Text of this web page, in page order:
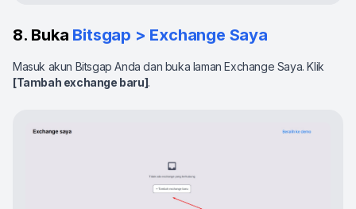
8. Buka Bitsgap > Exchange Saya
Masuk akun Bitsgap Anda dan buka laman Exchange Saya. Klik
[Tambah exchange baru].